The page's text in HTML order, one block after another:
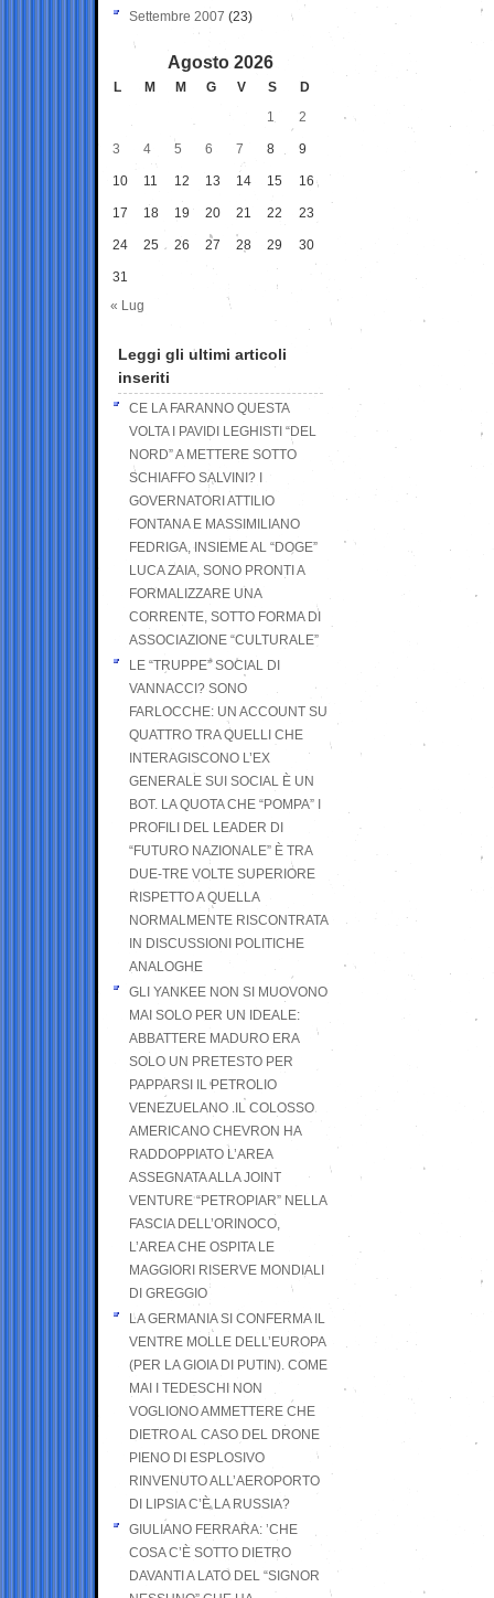
Settembre 2007 (23)
Agosto 2026
L M M G V S
D
1
2
3 4 5 6 7 8 9
10 11 12 13 14 15 16
17 18 19 20 21 22 23
24 25 26 27 28 29 30
31
« Lug
Leggi gli ultimi articoli
inseriti
CE LA FARANNO QUESTA
VOLTA I PAVIDI LEGHISTI “DEL
NORD” A METTERE SOTTO
SCHIAFFO SALVINI? I
GOVERNATORI ATTILIO
FONTANA E MASSIMILIANO
FEDRIGA, INSIEME AL “DOGE”
LUCA ZAIA, SONO PRONTI A
FORMALIZZARE UNA
CORRENTE, SOTTO FORMA DI
ASSOCIAZIONE “CULTURALE”
LE “TRUPPE” SOCIAL DI
VANNACCI? SONO
FARLOCCHE: UN ACCOUNT SU
QUATTRO TRA QUELLI CHE
INTERAGISCONO L’EX
GENERALE SUI SOCIAL È UN
BOT. LA QUOTA CHE “POMPA” I
PROFILI DEL LEADER DI
“FUTURO NAZIONALE” È TRA
DUE-TRE VOLTE SUPERIORE
RISPETTO A QUELLA
NORMALMENTE RISCONTRATA
IN DISCUSSIONI POLITICHE
ANALOGHE
GLI YANKEE NON SI MUOVONO
MAI SOLO PER UN IDEALE:
ABBATTERE MADURO ERA
SOLO UN PRETESTO PER
PAPPARSI IL PETROLIO
VENEZUELANO .IL COLOSSO
AMERICANO CHEVRON HA
RADDOPPIATO L’AREA
ASSEGNATA ALLA JOINT
VENTURE “PETROPIAR” NELLA
FASCIA DELL’ORINOCO,
L’AREA CHE OSPITA LE
MAGGIORI RISERVE MONDIALI
DI GREGGIO
LA GERMANIA SI CONFERMA IL
VENTRE MOLLE DELL’EUROPA
(PER LA GIOIA DI PUTIN). COME
MAI I TEDESCHI NON
VOGLIONO AMMETTERE CHE
DIETRO AL CASO DEL DRONE
PIENO DI ESPLOSIVO
RINVENUTO ALL’AEROPORTO
DI LIPSIA C’È LA RUSSIA?
GIULIANO FERRARA: ’CHE
COSA C’È SOTTO DIETRO
DAVANTI A LATO DEL “SIGNOR